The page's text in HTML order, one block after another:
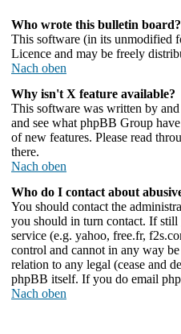
Who wrote this bulletin board?
This software (in its unmodified
Licence and may be freely
Nach oben
Why isn't X feature available?
This software was written by
and see what phpBB Group
of new features. Please read
there.
Nach oben
Who do I contact about
You should contact the
you should in turn contact. If still
service (e.g. yahoo, free.fr,
control and cannot in any way
relation to any legal (cease and
phpBB itself. If you do email
Nach oben